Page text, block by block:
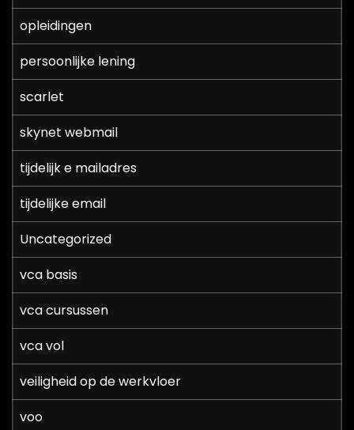
opleidingen
persoonlijke lening
scarlet
skynet webmail
tijdelijk e mailadres
tijdelijke email
Uncategorized
vca basis
vca cursussen
vca vol
veiligheid op de werkvloer
voo